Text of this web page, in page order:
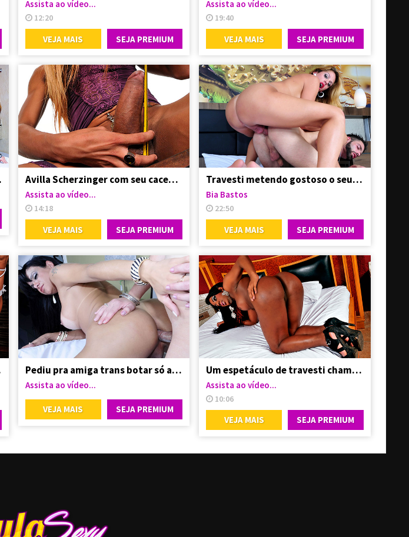
Assista ao vídeo...
12:20
VEJA MAIS SEJA PREMIUM
Assista ao vídeo...
19:40
VEJA MAIS SEJA PREMIUM
Avilla Scherzinger com seu cacetão duro nas mãos
Assista ao vídeo...
14:18
VEJA MAIS SEJA PREMIUM
Travesti metendo gostoso o seu primo do interior
Bia Bastos
22:50
VEJA MAIS SEJA PREMIUM
Pediu pra amiga trans botar só a cabecinha
Assista ao vídeo...
VEJA MAIS SEJA PREMIUM
Um espetáculo de travesti chamado Paloma Dbiath
Assista ao vídeo...
10:06
VEJA MAIS SEJA PREMIUM